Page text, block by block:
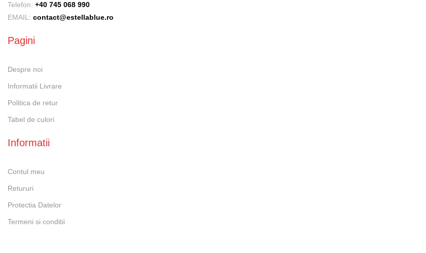
Telefon: +40 745 068 990
EMAIL: contact@estellablue.ro
Pagini
Despre noi
Informatii Livrare
Politica de retur
Tabel de culori
Informatii
Contul meu
Retururi
Protectia Datelor
Termeni si conditii